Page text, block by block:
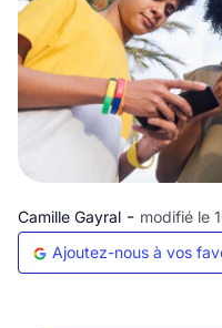
Camille Gayral - modifié le
Ajoutez-nous à vos